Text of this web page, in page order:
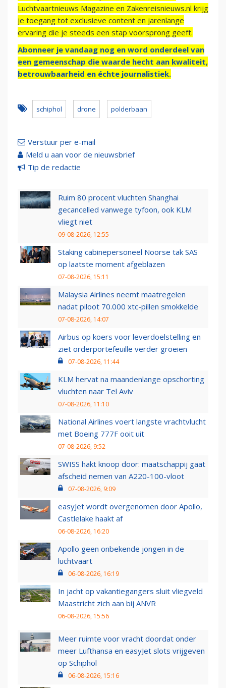
Luchtvaartnieuws Magazine en Zakenreisnieuws.nl krijg
je toegang tot exclusieve content en jarenlange
ervaring die je steeds een stap voorsprong geeft.
Abonneer je vandaag nog en word onderdeel van
een gemeenschap die waarde hecht aan kwaliteit,
betrouwbaarheid en échte journalistiek.
schiphol drone polderbaan
Verstuur per e-mail
Meld u aan voor de nieuwsbrief
Tip de redactie
Ruim 80 procent vluchten Shanghai
gecancelled vanwege tyfoon, ook KLM
vliegt niet
09-08-2026, 12:55
Staking cabinepersoneel Noorse tak SAS
op laatste moment afgeblazen
07-08-2026, 15:11
Malaysia Airlines neemt maatregelen
nadat piloot 70.000 xtc-pillen smokkelde
07-08-2026, 14:07
Airbus op koers voor leverdoelstelling en
ziet orderportefeuille verder groeien
07-08-2026, 11:44
KLM hervat na maandenlange opschorting
vluchten naar Tel Aviv
07-08-2026, 11:10
National Airlines voert langste vrachtvlucht
met Boeing 777F ooit uit
07-08-2026, 9:52
SWISS hakt knoop door: maatschappij gaat
afscheid nemen van A220-100-vloot
07-08-2026, 9:09
easyJet wordt overgenomen door Apollo,
Castlelake haakt af
06-08-2026, 16:20
Apollo geen onbekende jongen in de
luchtvaart
06-08-2026, 16:19
In jacht op vakantiegangers sluit vliegveld
Maastricht zich aan bij ANVR
06-08-2026, 15:56
Meer ruimte voor vracht doordat onder
meer Lufthansa en easyJet slots vrijgeven
op Schiphol
06-08-2026, 15:16